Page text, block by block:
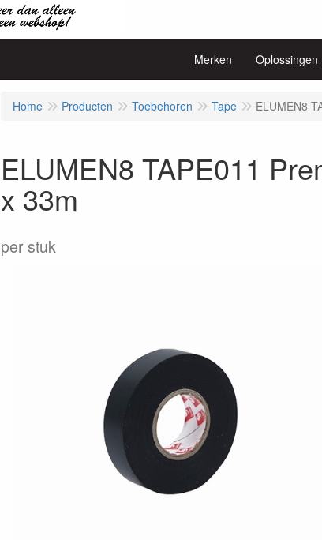
Merken Oplossingen
Home Producten Toebehoren Tape ELUMEN8
ELUMEN8 TAPE011
x 33m
per stuk